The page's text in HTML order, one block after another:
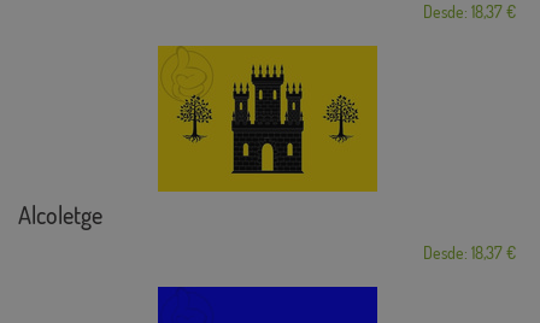
Desde: 18,37 €
Alcoletge
Desde: 18,37 €